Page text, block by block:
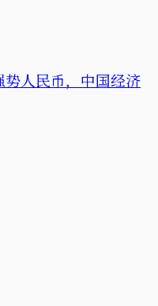
势人民币，中国经济